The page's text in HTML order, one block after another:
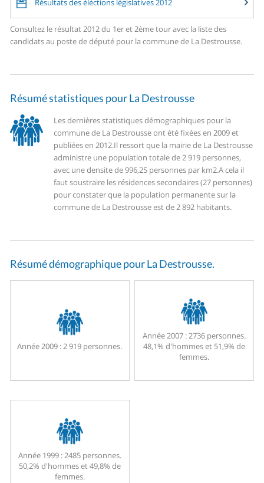
Résultats des éléctions législatives 2012
Consultez le résultat 2012 du 1er et 2ème tour avec la liste des
candidats au poste de député pour la commune de La Destrousse.
Résumé statistiques pour La Destrousse
Les dernières statistiques démographiques pour la
commune de La Destrousse ont été fixées en 2009 et
publiées en 2012.Il ressort que la mairie de La Destrousse
administre une population totale de 2 919 personnes,
avec une densite de 996,25 personnes par km2.A cela il
faut soustraire les résidences secondaires (27 personnes)
pour constater que la population permanente sur la
commune de La Destrousse est de 2 892 habitants.
Résumé démographique pour La Destrousse.
Année 2009 :2 919 personnes.
Année 2007 :2736 personnes.
48,1% d'hommes et 51,9% de
femmes.
Année 1999 :2485 personnes.
50,2% d'hommes et 49,8% de
femmes.